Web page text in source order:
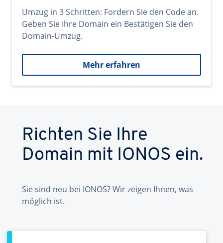
Umzug in 3 Schritten: Fordern Sie den Code an.
Geben Sie Ihre Domain ein Bestätigen Sie den
Domain-Umzug.
Mehr erfahren
Richten Sie Ihre
Domain mit IONOS ein.
Sie sind neu bei IONOS? Wir zeigen Ihnen, was
möglich ist.